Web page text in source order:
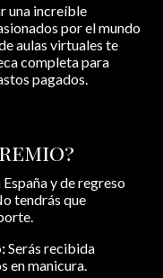
una increíble
por el mundo
aulas virtuales te
completa para
pagados.
España y de regreso
tendrás que
Serás recibida
en manicura.